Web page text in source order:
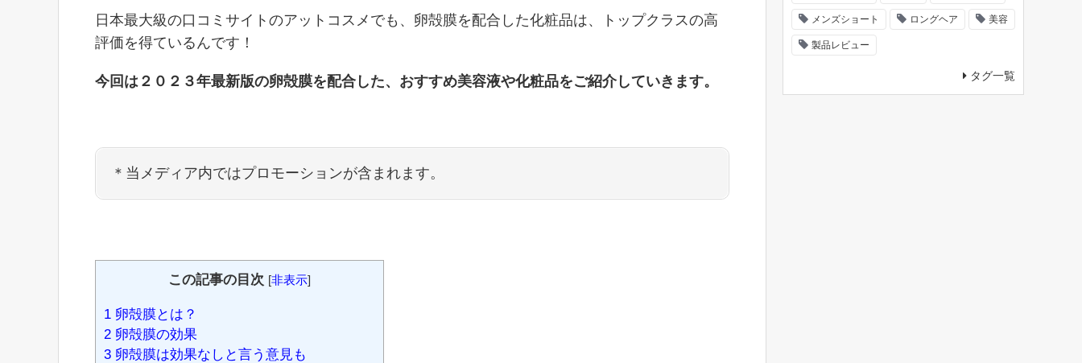
日本最大級の口コミサイトのアットコスメでも、卵殻膜を配合した化粧品は、トップクラスの高
評価を得ているんです！
今回は２０２３年最新版の卵殻膜を配合した、おすすめ美容液や化粧品をご紹介していきます。
＊当メディア内ではプロモーションが含まれます。
この記事の目次 [非表示]
1 卵殻膜とは？
2 卵殻膜の効果
3 卵殻膜は効果なしと言う意見も
メンズショート ロングヘア 美容
製品レビュー
タグ一覧